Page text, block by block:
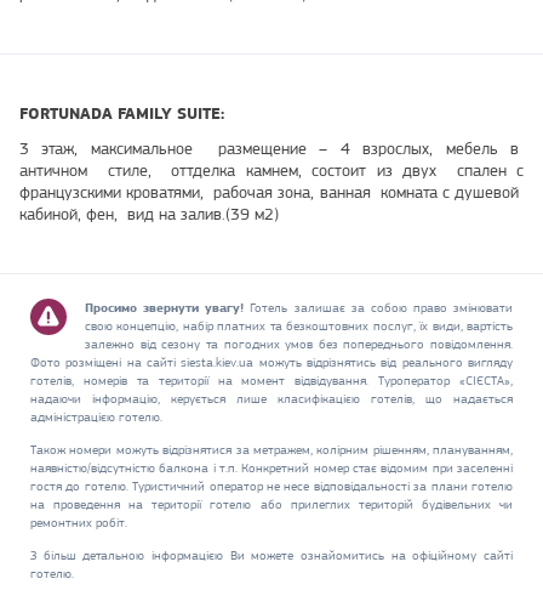
FORTUNADA FAMILY SUITE:
3 этаж, максимальное размещение – 4 взрослых, мебель в
античном стиле, оттделка камнем, состоит из двух спален с
французскими кроватями, рабочая зона, ванная комната с душевой
кабиной, фен, вид на залив.(39 м2)
Просимо звернути увагу! Готель залишає за собою право змінювати
свою концепцію, набір платних та безкоштовних послуг, їх види, вартість
залежно від сезону та погодних умов без попереднього повідомлення.
Фото розміщені на сайті siesta.kiev.ua можуть відрізнятись від реального вигляду
готелів, номерів та території на момент відвідування. Туроператор «СІЄСТА»,
надаючи інформацію, керується лише класифікацією готелів, що надається
адміністрацією готелю.
Також номери можуть відрізнятися за метражем, колірним рішенням, плануванням,
наявністю/відсутністю балкона і т.п. Конкретний номер стає відомим при заселенні
гостя до готелю. Туристичний оператор не несе відповідальності за плани готелю
на проведення на території готелю або прилеглих територій будівельних чи
ремонтних робіт.
З більш детальною інформацією Ви можете ознайомитись на офіційному сайті
готелю.